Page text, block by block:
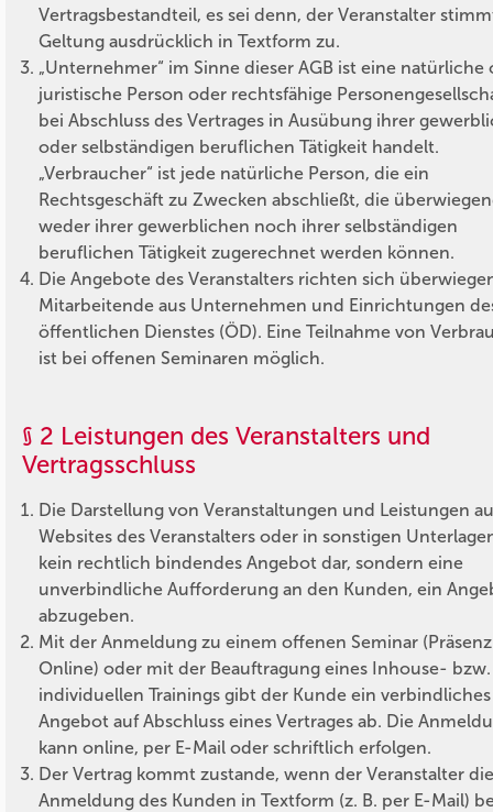
Vertragsbestandteil, es sei denn, der Veranstalter
Geltung ausdrücklich in Textform zu.
„Unternehmer“ im Sinne dieser AGB ist eine natürliche
juristische Person oder rechtsfähige
bei Abschluss des Vertrages in Ausübung ihrer
oder selbständigen beruflichen Tätigkeit handelt.
„Verbraucher“ ist jede natürliche Person, die ein
Rechtsgeschäft zu Zwecken abschließt, die
weder ihrer gewerblichen noch ihrer selbständigen
beruflichen Tätigkeit zugerechnet werden können.
Die Angebote des Veranstalters richten sich
Mitarbeitende aus Unternehmen und Einrichtungen
öffentlichen Dienstes (ÖD). Eine Teilnahme von
ist bei offenen Seminaren möglich.
§ 2 Leistungen des Veranstalters und
Vertragsschluss
Die Darstellung von Veranstaltungen und Leistungen
Websites des Veranstalters oder in sonstigen
kein rechtlich bindendes Angebot dar, sondern eine
unverbindliche Aufforderung an den Kunden, ein
abzugeben.
Mit der Anmeldung zu einem offenen Seminar
Online) oder mit der Beauftragung eines Inhouse- bzw.
individuellen Trainings gibt der Kunde ein verbindliches
Angebot auf Abschluss eines Vertrages ab. Die
kann online, per E-Mail oder schriftlich erfolgen.
Der Vertrag kommt zustande, wenn der Veranstalter die
Anmeldung des Kunden in Textform (z. B. per E-Mail)